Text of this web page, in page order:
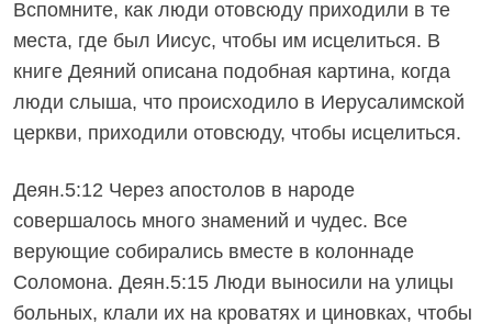
Вспомните, как люди отовсюду приходили в те
места, где был Иисус, чтобы им исцелиться. В
книге Деяний описана подобная картина, когда
люди слыша, что происходило в Иерусалимской
церкви, приходили отовсюду, чтобы исцелиться.
Деян.5:12 Через апостолов в народе
совершалось много знамений и чудес. Все
верующие собирались вместе в колоннаде
Соломона. Деян.5:15 Люди выносили на улицы
больных, клали их на кроватях и циновках, чтобы